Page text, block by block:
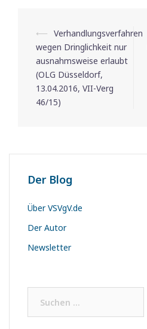
Beitrags-
Navigation
⟵ Verhandlungsverfahren
wegen Dringlichkeit nur
ausnahmsweise erlaubt
(OLG Düsseldorf,
13.04.2016, VII-Verg
46/15)
Der Blog
Über VSVgV.de
Der Autor
Newsletter
nach: